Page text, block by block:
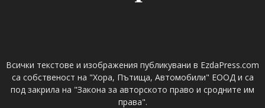
Всички текстове и изображения публикувани в EzdaPress.com
са собственост на "Хора, Пътища, Автомобили" ЕООД и са
под закрила на "Закона за авторското право и сродните им
права".